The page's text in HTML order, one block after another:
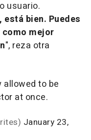
usuario.
bien. Puedes
como mejor
", reza otra
allowed to be
at once.
January 23,